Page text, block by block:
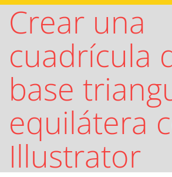
Crear una
cuadrícula
base
equilátera
Illustrator